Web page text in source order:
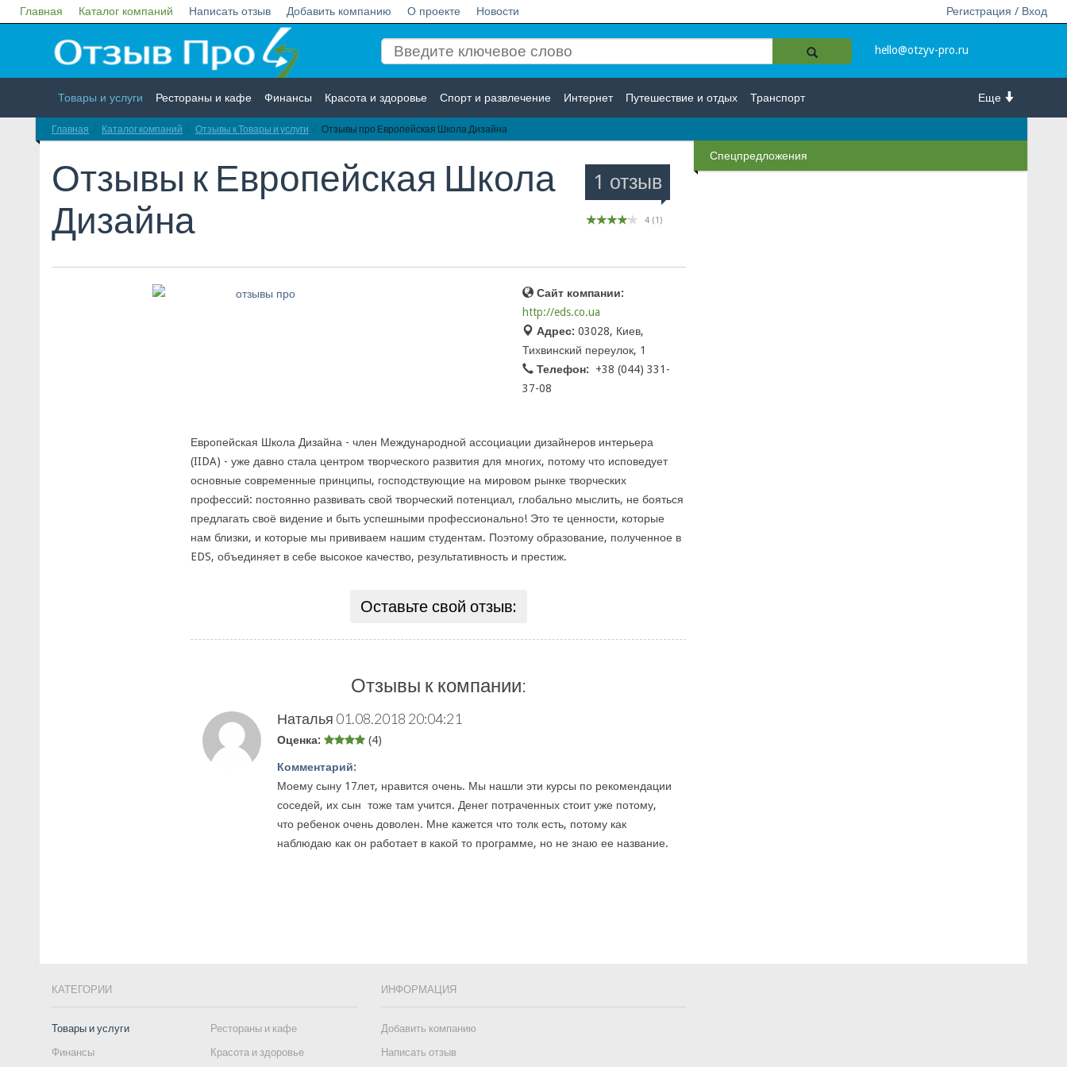
Главная Каталог компаний Написать отзыв Добавить компанию О проекте Новости Регистрация / Вход
hello@otzyv-pro.ru
Еще
Товары и услуги Рестораны и кафе Финансы Красота и здоровье Спорт и развлечение Интернет Путешествие и отдых Транспорт
Недвижимость Работа Гос. учреждения Личности Логистика Страхование
Главная Каталог компаний Отзывы к Товары и услуги Отзывы про Европейская Школа Дизайна
1 отзыв
4 (1)
Отзывы к Европейская Школа
Дизайна
Сайт компании:
http://eds.co.ua
Адрес: 03028, Киев,
Тихвинский переулок, 1
Телефон:
+38 (044) 331-
37-08
Европейская Школа Дизайна - член Международной ассоциации дизайнеров интерьера
(IIDA) - уже давно стала центром творческого развития для многих, потому что исповедует
основные современные принципы, господствующие на мировом рынке творческих
профессий: постоянно развивать свой творческий потенциал, глобально мыслить, не бояться
предлагать своё видение и быть успешными профессионально! Это те ценности, которые
нам близки, и которые мы прививаем нашим студентам. Поэтому образование, полученное в
EDS, объединяет в себе высокое качество, результативность и престиж.
Оставьте свой отзыв:
Отзывы к компании:
Наталья 01.08.2018 20:04:21
Оценка: (4)
Комментарий:
Моему сыну 17лет, нравится очень. Мы нашли эти курсы по рекомендации
соседей, их сын тоже там учится. Денег потраченных стоит уже потому,
что ребенок очень доволен. Мне кажется что толк есть, потому как
наблюдаю как он работает в какой то программе, но не знаю ее название.
Спецпредложения
КАТЕГОРИИ
Товары и услуги
Рестораны и кафе
Финансы
Красота и здоровье
ИНФОРМАЦИЯ
Добавить компанию
Написать отзыв